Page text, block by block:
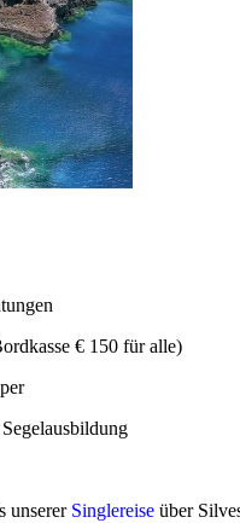
€ 150 für alle)
unserer Singlereise über